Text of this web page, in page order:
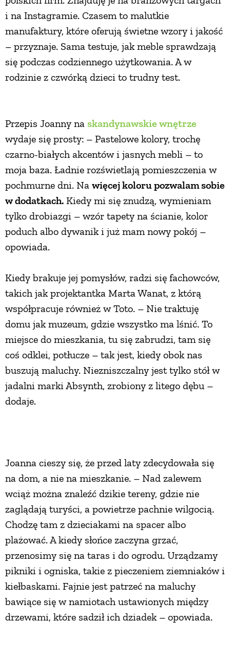
i na Instagramie. Czasem to malutkie
manufaktury, które oferują świetne wzory i jakość
– przyznaje. Sama testuje, jak meble sprawdzają
się podczas codziennego użytkowania. A w
rodzinie z czwórką dzieci to trudny test.
Przepis Joanny na skandynawskie wnętrze
wydaje się prosty: – Pastelowe kolory, trochę
czarno-białych akcentów i jasnych mebli – to
moja baza. Ładnie rozświetlają pomieszczenia w
pochmurne dni. Na więcej koloru pozwalam sobie
w dodatkach. Kiedy mi się znudzą, wymieniam
tylko drobiazgi – wzór tapety na ścianie, kolor
poduch albo dywanik i już mam nowy pokój –
opowiada.
Kiedy brakuje jej pomysłów, radzi się fachowców,
takich jak projektantka Marta Wanat, z którą
współpracuje również w Toto. – Nie traktuję
domu jak muzeum, gdzie wszystko ma lśnić. To
miejsce do mieszkania, tu się zabrudzi, tam się
coś odklei, potłucze – tak jest, kiedy obok nas
buszują maluchy. Niezniszczalny jest tylko stół w
jadalni marki Absynth, zrobiony z litego dębu –
dodaje.
Joanna cieszy się, że przed laty zdecydowała się
na dom, a nie na mieszkanie. – Nad zalewem
wciąż można znaleźć dzikie tereny, gdzie nie
zaglądają turyści, a powietrze pachnie wilgocią.
Chodzę tam z dzieciakami na spacer albo
plażować. A kiedy słońce zaczyna grzać,
przenosimy się na taras i do ogrodu. Urządzamy
pikniki i ogniska, takie z pieczeniem ziemniaków i
kiełbaskami. Fajnie jest patrzeć na maluchy
bawiące się w namiotach ustawionych między
drzewami, które sadził ich dziadek – opowiada.